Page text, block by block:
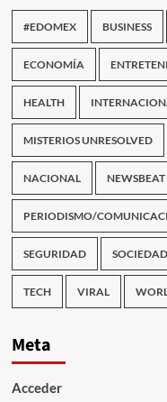
#EDOMEX BUSINESS
ECONOMÍA
HEALTH
MISTERIOS UNRESOLVED
NACIONAL NEWSBEAT
PERIODISMO/
SEGURIDAD SOCIEDAD
TECH VIRAL
Meta
Acceder